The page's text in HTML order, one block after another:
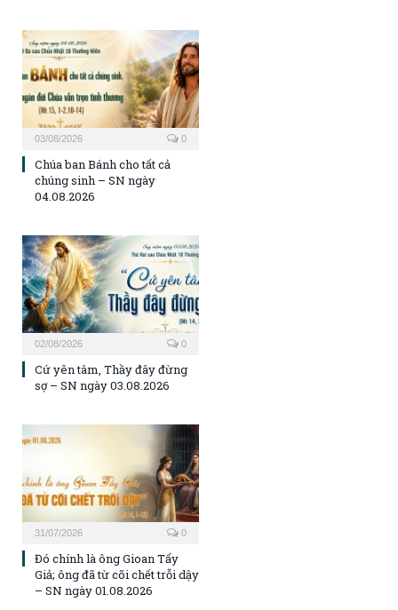
03/08/2026 0
Chúa ban Bánh cho tất cả
chúng sinh – SN ngày
04.08.2026
02/08/2026 0
Cứ yên tâm, Thầy đây đừng
sợ – SN ngày 03.08.2026
31/07/2026 0
Đó chính là ông Gioan Tẩy
Giả; ông đã từ cõi chết trỗi dậy
– SN ngày 01.08.2026